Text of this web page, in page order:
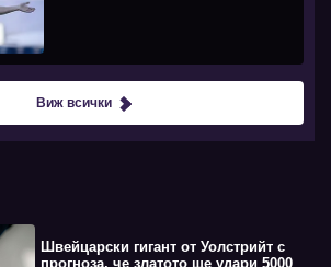
Виж всички
Швейцарски гигант от Уолстрийт с
прогноза, че златото ще удари 5000